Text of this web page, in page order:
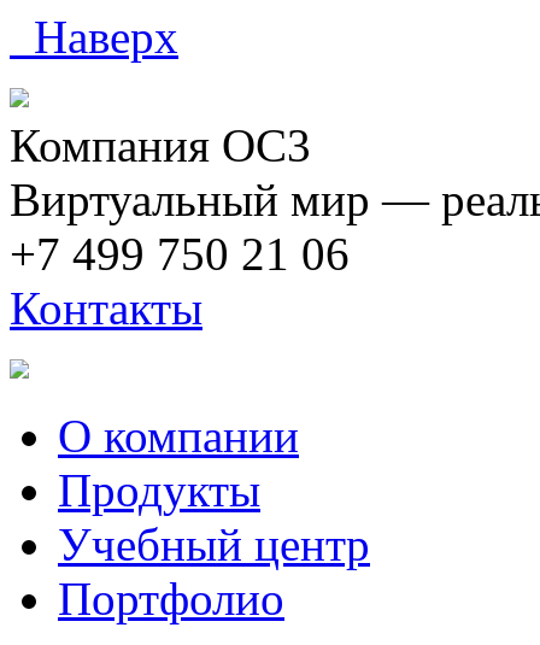
Наверх
Компания ОС3
Виртуальный мир —
+7 499 750 21 06
Контакты
О компании
Продукты
Учебный центр
Портфолио